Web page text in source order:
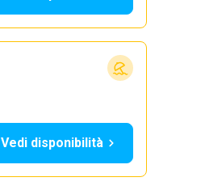
Vedi disponibilità